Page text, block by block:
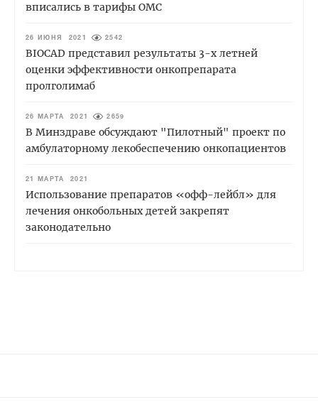
вписались в тарифы ОМС
26 ИЮНЯ 2021 2542
BIOCAD представил результаты 3-х летней
оценки эффективности онкопрепарата
пролголимаб
26 МАРТА 2021 2659
В Минздраве обсуждают "Пилотный" проект по
амбулаторному лекобеспечению онкопациентов
21 МАРТА 2021
Использование препаратов «офф-лейбл» для
лечения онкобольных детей закрепят
законодательно